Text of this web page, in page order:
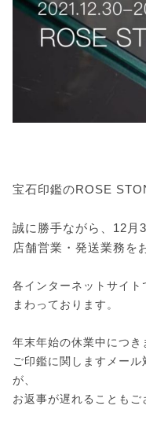
宝石印鑑のROSE
誠に勝手ながら、12月
店舗営業・発送業務を
各インターネットサイ
まわっております。
年末年始の休業中につき
ご印鑑に関しますメー
が、
お返事が遅れることもご